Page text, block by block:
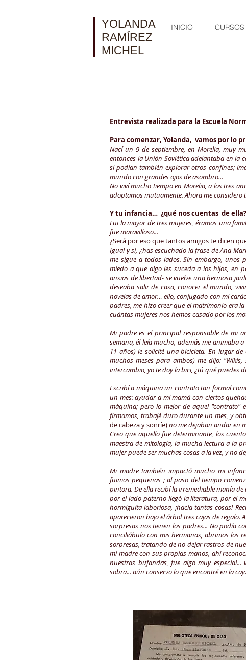
YOLANDA
RAMÍREZ
MICHEL
INICIO
Entrevista realizada para la Escuela
Para comenzar, Yolanda, vamos por lo
Nací un 9 de septiembre, en Morelia, muy
entonces la Unión Soviética adelantaba en la
si podían también explorar otros confines;
mundo con grandes ojos de asombro...
No viví mucho tiempo en Morelia, a los tres
adoptamos mutuamente. Ahora me
Y tu infancia… ¿qué nos cuentas de ella?
Fui la mayor de tres mujeres, éramos una
fue maravilloso...
¿Será por eso que tantos amigos te dicen
Igual y sí, ¿has escuchado la frase de Ana
me sigue a todos lados. Sin embargo, unos
miedo a que algo les suceda a los hijos, en
ansias de libertad- se vuelve una hermosa
deseaba salir de casa, conocer el mundo,
novelas de amor… ello, conjugado con mi
padres, me hizo creer que el matrimonio era
cuántas mujeres nos hemos casado por los
Mi padre es el principal responsable de mi
semana, él leía mucho, además me animaba
11 años) le solicité una bicicleta. En lugar
muchos meses para ambos) me dijo: "
intercambio, yo te doy la bici, ¿tú qué puedes
Escribí a máquina un contrato tan formal
un mes: ayudar a mi mamá con ciertos
máquina; pero lo mejor de aquel "contrato"
firmamos, trabajé duro durante un mes, y
de cabeza y sonríe)no me dejaban andar en
Creo que aquello fue determinante, los
maestra de mitología, la mucha lectura a la
mujer puede ser muchas cosas a la vez, y no
Mi madre también impactó mucho mi
fuimos pequeñas ; al paso del tiempo
pintora. De ella recibí la irremediable manía
por el lado paterno llegó la literatura, por el
hormiguita laboriosa, ¡hacía tantas cosas!
aparecieron bajo el árbol tres cajas de regalo.
sorpresas nos tienen los padres... No podía
conciliábulo con mis hermanas, abrimos los
sorpresas, tratando de no dejar rastros de
mi madre con sus propias manos, ahí
nuestras bufandas, fue algo muy
sobra... aún conservo lo que encontré en la